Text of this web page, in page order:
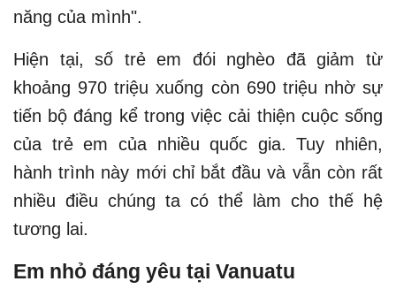
năng của mình".
Hiện tại, số trẻ em đói nghèo đã giảm từ
khoảng 970 triệu xuống còn 690 triệu nhờ sự
tiến bộ đáng kể trong việc cải thiện cuộc sống
của trẻ em của nhiều quốc gia. Tuy nhiên,
hành trình này mới chỉ bắt đầu và vẫn còn rất
nhiều điều chúng ta có thể làm cho thế hệ
tương lai.
Em nhỏ đáng yêu tại Vanuatu